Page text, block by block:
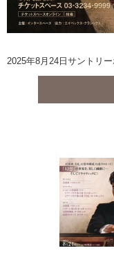
2025年8月24日サントリ